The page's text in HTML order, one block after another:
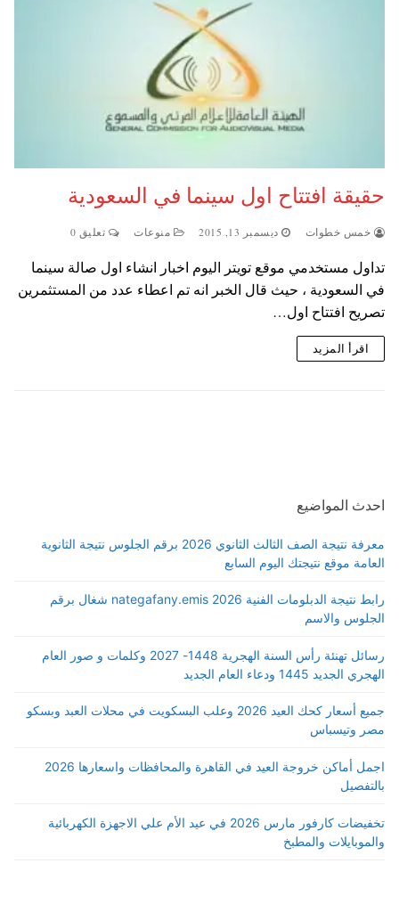
حقيقة افتتاح اول سينما في السعودية
خمس خطوات ديسمبر 13, 2015 منوعات تعليق 0
تداول مستخدمي موقع تويتر اليوم اخبار انشاء اول صالة سينما
في السعودية ، حيث قال الخبر انه تم اعطاء عدد من المستثمرين
تصريح افتتاح اول…
اقرأ المزيد
احدث المواضيع
معرفة نتيجة الصف الثالث الثانوي 2026 برقم الجلوس نتيجة الثانوية
العامة موقع نتيجتك اليوم السابع
رابط نتيجة الدبلومات الفنية 2026 nategafany.emis شغال برقم
الجلوس والاسم
رسائل تهنئة رأس السنة الهجرية 1448- 2027 وكلمات و صور العام
الهجري الجديد 1445 ودعاء العام الجديد
جميع أسعار كحك العيد 2026 وعلب البسكويت في محلات العبد وبسكو
مصر وتيسباس
اجمل أماكن خروجة العيد في القاهرة والمحافظات واسعارها 2026
بالتفصيل
تخفيضات كارفور مارس 2026 في عيد الأم علي الاجهزة الكهربائية
والموبايلات والمطبخ